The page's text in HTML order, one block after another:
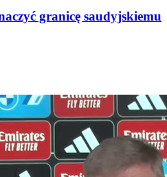
granicę saudyjskiemu